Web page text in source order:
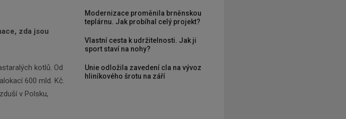
zda jsou
kotlů. Od
600 mld. Kč.
v Polsku,
Modernizace proměnila brněnskou
teplárnu. Jak probíhal celý projekt?
Vlastní cesta k udržitelnosti. Jak ji
sport staví na nohy?
Unie odložila zavedení cla na vývoz
hliníkového šrotu na září